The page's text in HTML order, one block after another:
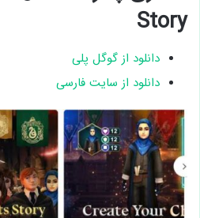
Story
دانلود از گوگل پلی
دانلود از سایت فارسی